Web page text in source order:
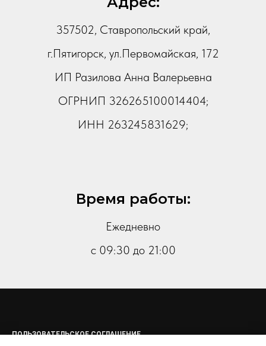
357502, Ставропольский край,
г.Пятигорск, ул.Первомайская, 172
ИП Разилова Анна Валерьевна
ОГРНИП 326265100014404;
ИНН 263245831629;
Время работы:
Ежедневно
с 09:30 до 21:00
ПОЛЬЗОВАТЕЛЬСКОЕ СОГЛАШЕНИЕ